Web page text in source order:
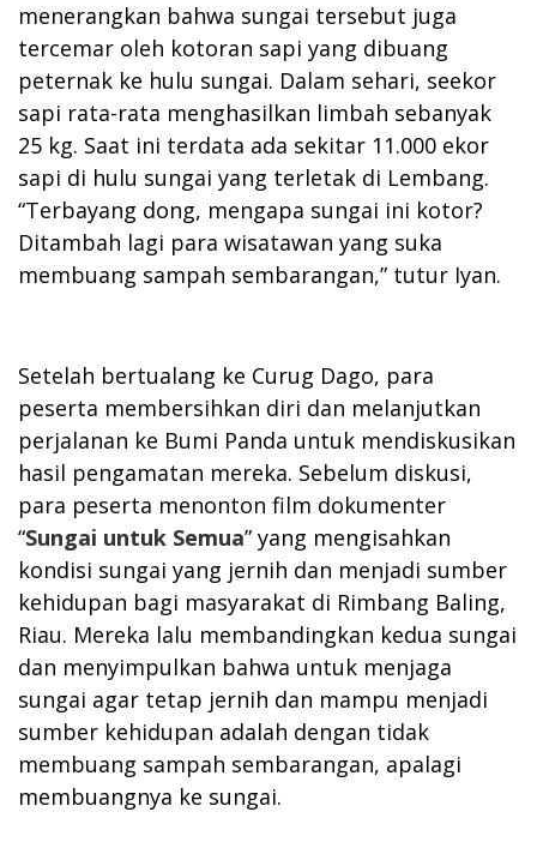
menerangkan bahwa sungai tersebut juga
tercemar oleh kotoran sapi yang dibuang
peternak ke hulu sungai. Dalam sehari, seekor
sapi rata-rata menghasilkan limbah sebanyak
25 kg. Saat ini terdata ada sekitar 11.000 ekor
sapi di hulu sungai yang terletak di Lembang.
“Terbayang dong, mengapa sungai ini kotor?
Ditambah lagi para wisatawan yang suka
membuang sampah sembarangan,” tutur Iyan.
Setelah bertualang ke Curug Dago, para
peserta membersihkan diri dan melanjutkan
perjalanan ke Bumi Panda untuk mendiskusikan
hasil pengamatan mereka. Sebelum diskusi,
para peserta menonton film dokumenter
“Sungai untuk Semua” yang mengisahkan
kondisi sungai yang jernih dan menjadi sumber
kehidupan bagi masyarakat di Rimbang Baling,
Riau. Mereka lalu membandingkan kedua sungai
dan menyimpulkan bahwa untuk menjaga
sungai agar tetap jernih dan mampu menjadi
sumber kehidupan adalah dengan tidak
membuang sampah sembarangan, apalagi
membuangnya ke sungai.